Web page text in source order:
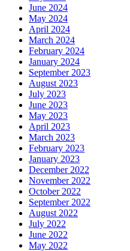
June 2024
May 2024
April 2024
March 2024
February 2024
January 2024
September 2023
August 2023
July 2023
June 2023
May 2023
April 2023
March 2023
February 2023
January 2023
December 2022
November 2022
October 2022
September 2022
August 2022
July 2022
June 2022
May 2022